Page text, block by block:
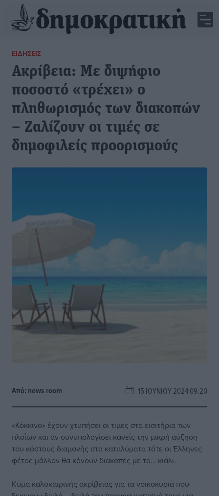
ΕΙΔΉΣΕΙΣ
Ακρίβεια: Με διψήφιο
ποσοστό «τρέχει» ο
πληθωρισμός των διακοπών
– Ζαλίζουν οι τιμές σε
δημοφιλείς προορισμούς
Από: news room 15 ΙΟΥΝΊΟΥ 2024 09:20
«Κόκκινο» έχουν χτυπήσει οι τιμές στα εισιτήρια των
πλοίων και αν συνυπολογίσει κανείς την μικρή αύξηση
του κόστους διαμονής στα καταλύματα τότε οι Έλληνες
φέτος μάλλον θα κάνουν διακοπές με το… κιάλι.
Κύμα καλοκαιρινής ακρίβειας για τα νοικοκυριά που